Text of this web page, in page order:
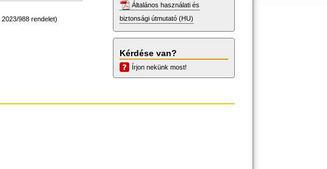
988 rendelet)
Általános használati és
biztonsági útmutató (HU)
Kérdése van?
Írjon nekünk most!